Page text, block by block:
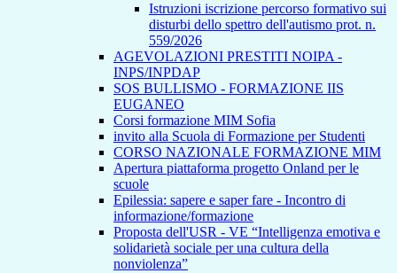
Istruzioni iscrizione percorso formativo sui
disturbi dello spettro dell'autismo prot. n.
559/2026
AGEVOLAZIONI PRESTITI NOIPA -
INPS/INPDAP
SOS BULLISMO - FORMAZIONE IIS
EUGANEO
Corsi formazione MIM Sofia
invito alla Scuola di Formazione per Studenti
CORSO NAZIONALE FORMAZIONE MIM
Apertura piattaforma progetto Onland per le
scuole
Epilessia: sapere e saper fare - Incontro di
informazione/formazione
Proposta dell'USR - VE “Intelligenza emotiva e
solidarietà sociale per una cultura della
nonviolenza”